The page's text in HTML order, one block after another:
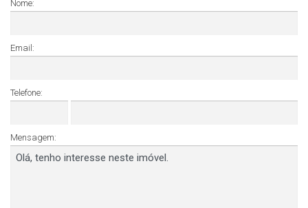
Nome:
Email:
Telefone:
Mensagem: